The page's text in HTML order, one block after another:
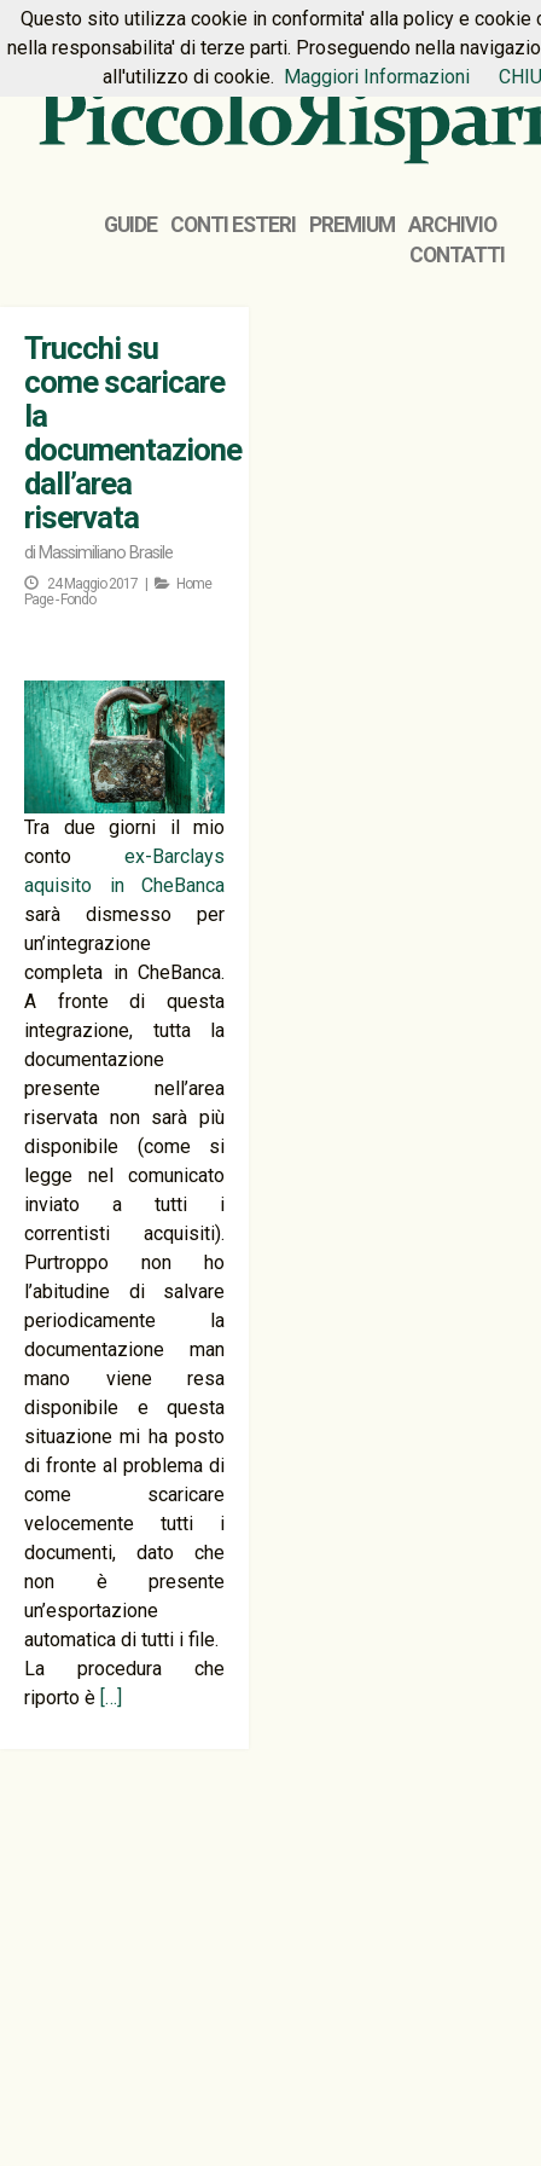
HOME PREMIUM CONTATTI
GUIDE CONTI ESTERI PREMIUM
ARCHIVIO
CONTATTI
Trucchi su
come scaricare
la
documentazione
dall’area
riservata
di Massimiliano Brasile
24 Maggio 2017 |
Home
Page - Fondo
Tra due giorni il mio
contoex-Barclays
aquisito in CheBanca
sarà dismesso per
un’integrazione
completa in CheBanca.
A fronte di questa
integrazione, tutta la
documentazione
presente nell’area
riservata non sarà più
disponibile (come si
legge nel comunicato
inviato a tutti i
correntisti acquisiti).
Purtroppo non ho
l’abitudine di salvare
periodicamente la
documentazione man
mano viene resa
disponibile e questa
situazione mi ha posto
di fronte al problema di
come scaricare
velocemente tutti i
documenti, dato che
non è presente
un’esportazione
automatica di tutti i file.
La procedura che
riporto è […]
Questo sito utilizza cookie in conformita' alla policy e cookie
nella responsabilita' di terze parti. Proseguendo nella
all'utilizzo di cookie. Maggiori Informazioni